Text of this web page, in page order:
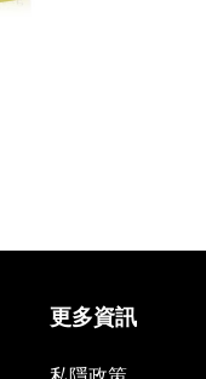
更多資訊